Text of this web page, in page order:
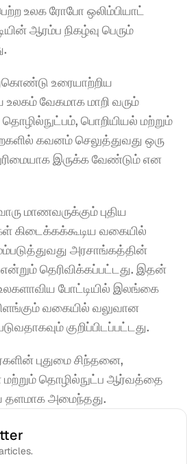
உலக ரோபோ ஒலிம்பியாட்
ஆரம்ப நிகழ்வு பெரும்
உரையாற்றிய
வேகமாக மாறி வரும்
பொறியியல் மற்றும்
கவனம் செலுத்துவது ஒரு
இருக்க வேண்டும் என
மாணவருக்கும் புதிய
கிடைக்கக்கூடிய வகையில்
அரசாங்கத்தின்
தெரிவிக்கப்பட்டது. இதன்
போட்டியில் இலங்கை
வகையில் வலுவான
குறிப்பிடப்பட்டது.
புதுமை சிந்தனை,
தொழில்நுட்ப ஆர்வத்தை
தளமாக அமைந்தது.